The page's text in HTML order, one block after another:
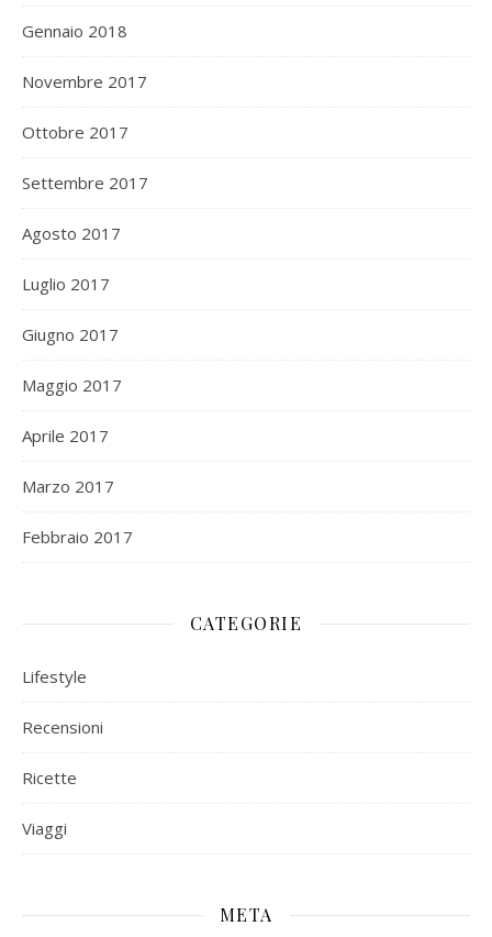
Gennaio 2018
Novembre 2017
Ottobre 2017
Settembre 2017
Agosto 2017
Luglio 2017
Giugno 2017
Maggio 2017
Aprile 2017
Marzo 2017
Febbraio 2017
CATEGORIE
Lifestyle
Recensioni
Ricette
Viaggi
META